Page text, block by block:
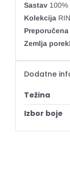
Sastav100%
Kolekcija
Zemlja
Dodatne
Težina
Izbor boje